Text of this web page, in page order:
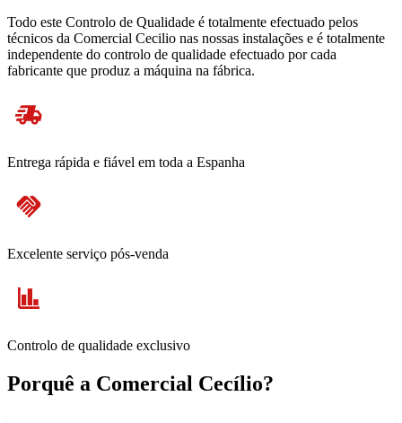
Todo este Controlo de Qualidade é totalmente efectuado pelos
técnicos da Comercial Cecilio nas nossas instalações e é totalmente
independente do controlo de qualidade efectuado por cada
fabricante que produz a máquina na fábrica.
Entrega rápida e fiável em toda a Espanha
Excelente serviço pós-venda
Controlo de qualidade exclusivo
Porquê a Comercial Cecílio?